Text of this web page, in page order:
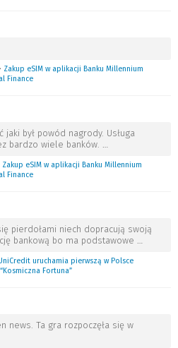
• Zakup eSIM w aplikacji Banku Millennium
Finance
jaki był powód nagrody. Usługa
bardzo wiele banków. …
Zakup eSIM w aplikacji Banku Millennium
Finance
pierdołami niech dopracują swoją
bankową bo ma podstawowe …
uruchamia pierwszą w Polsce
Fortuna”
news. Ta gra rozpoczęła się w